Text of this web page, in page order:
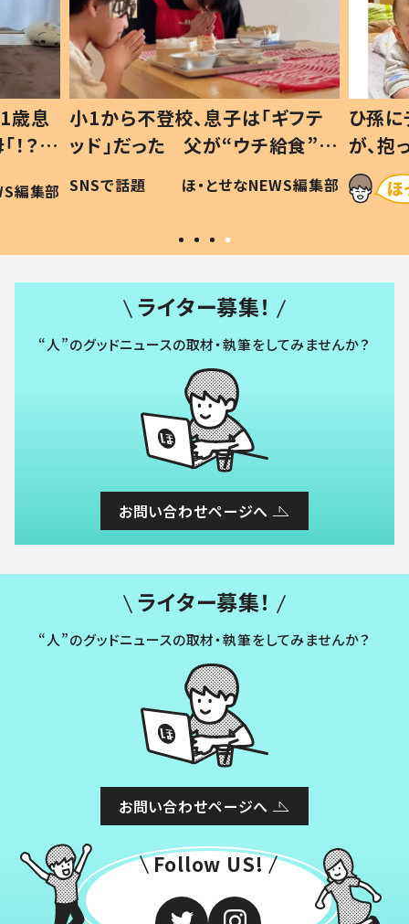
歳息
？」
編集部
小1から不登校、息子は「ギフテ
ッド」だった 父が“ウチ給食”を
作り続ける理由とは #令和の親
#令和の子
SNSで話題 ほ・とせなNEWS編集部
ひ孫
が、
「涙が
い」
ライター募集！
“人”のグッドニュースの取材・執筆をしてみませんか？
お問い合わせページへ
ライター募集！
“人”のグッドニュースの取材・執筆をしてみませんか？
お問い合わせページへ
Follow US!